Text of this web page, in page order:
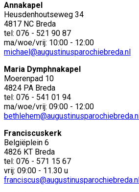
Annakapel
Heusdenhoutseweg 34
4817 NC Breda
tel: 076 - 521 90 87
ma/woe/vrij: 10:00 - 12:00
michael@augustinusparochiebreda.nl
Maria Dymphnakapel
Moerenpad 10
4824 PA Breda
tel: 076 - 541 01 94
ma/woe/vrij: 09:00 - 12:00
bethlehem@augustinusparochiebreda.nl
Franciscuskerk
Belgiëplein 6
4826 KT Breda
tel: 076 - 571 15 67
vrij: 09:00 - 11.30 u
franciscus@augustinusparochiebreda.nl